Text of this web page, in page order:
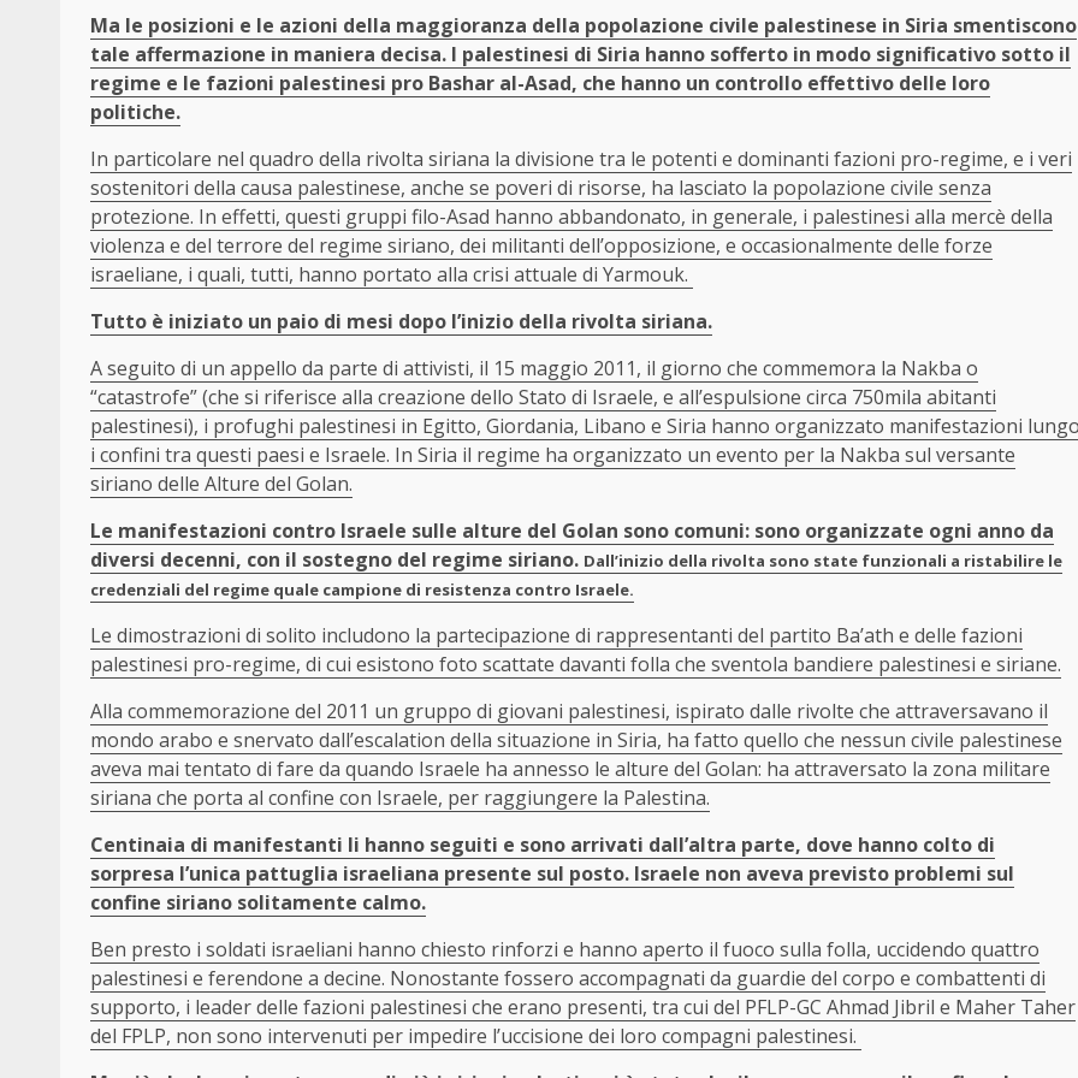
Ma le posizioni e le azioni della maggioranza della popolazione civile palestinese in Siria smentiscono
tale affermazione in maniera decisa. I palestinesi di Siria hanno sofferto in modo significativo sotto il
regime e le fazioni palestinesi pro Bashar al-Asad, che hanno un controllo effettivo delle loro
politiche.
In particolare nel quadro della rivolta siriana la divisione tra le potenti e dominanti fazioni pro-regime, e i veri
sostenitori della causa palestinese, anche se poveri di risorse, ha lasciato la popolazione civile senza
protezione. In effetti, questi gruppi filo-Asad hanno abbandonato, in generale, i palestinesi alla mercè della
violenza e del terrore del regime siriano, dei militanti dell’opposizione, e occasionalmente delle forze
israeliane, i quali, tutti, hanno portato alla crisi attuale di Yarmouk.
Tutto è iniziato un paio di mesi dopo l’inizio della rivolta siriana.
A seguito di un appello da parte di attivisti, il 15 maggio 2011, il giorno che commemora la Nakba o
“catastrofe” (che si riferisce alla creazione dello Stato di Israele, e all’espulsione circa 750mila abitanti
palestinesi), i profughi palestinesi in Egitto, Giordania, Libano e Siria hanno organizzato manifestazioni
i confini tra questi paesi e Israele. In Siria il regime ha organizzato un evento per la Nakba sul versante
siriano delle Alture del Golan.
Le manifestazioni contro Israele sulle alture del Golan sono comuni: sono organizzate ogni anno da
diversi decenni, con il sostegno del regime siriano. Dall’inizio della rivolta sono state funzionali a ristabilire le
credenziali del regime quale campione di resistenza contro Israele.
Le dimostrazioni di solito includono la partecipazione di rappresentanti del partito Ba’ath e delle fazioni
palestinesi pro-regime, di cui esistono foto scattate davanti folla che sventola bandiere palestinesi e siriane.
Alla commemorazione del 2011 un gruppo di giovani palestinesi, ispirato dalle rivolte che attraversavano il
mondo arabo e snervato dall’escalation della situazione in Siria, ha fatto quello che nessun civile palestinese
aveva mai tentato di fare da quando Israele ha annesso le alture del Golan: ha attraversato la zona militare
siriana che porta al confine con Israele, per raggiungere la Palestina.
Centinaia di manifestanti li hanno seguiti e sono arrivati dall’altra parte, dove hanno colto di
sorpresa l’unica pattuglia israeliana presente sul posto. Israele non aveva previsto problemi sul
confine siriano solitamente calmo.
Ben presto i soldati israeliani hanno chiesto rinforzi e hanno aperto il fuoco sulla folla, uccidendo quattro
palestinesi e ferendone a decine. Nonostante fossero accompagnati da guardie del corpo e combattenti di
supporto, i leader delle fazioni palestinesi che erano presenti, tra cui del PFLP-GC Ahmad Jibril e Maher Taher
del FPLP, non sono intervenuti per impedire l’uccisione dei loro compagni palestinesi.